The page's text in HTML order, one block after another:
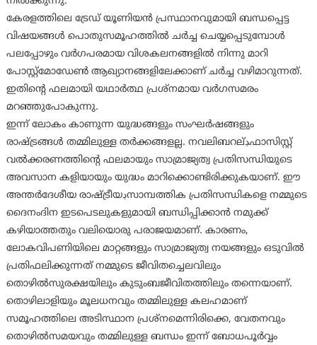
കേരളത്തിലെ ട്രേഡ് യൂണിയന്‍ പ്രസ്ഥാനവുമായി ബന്ധപ്പെട്ട
വിഷയങ്ങള്‍ പൊതുസമൂഹത്തില്‍ ചര്‍ച്ച ചെയ്യപ്പെടുമ്പോള്‍
പലപ്പോഴും വര്‍ഗപരമായ വിശകലനങ്ങളില്‍ നിന്നു മാറി
പോസ്റ്റ്മോഡേണ്‍ ആഖ്യാനങ്ങളിലേക്കാണ് ചര്‍ച്ച വഴിമാറുന്നത്.
ഇതിന്‍റെ ഫലമായി യഥാര്‍ത്ഥ പ്രശ്നമായ വര്‍ഗസമരം
മറഞ്ഞുപോകുന്നു.
ഇന്ന് ലോകം കാണുന്ന യുദ്ധങ്ങളും സംഘര്‍ഷങ്ങളും
രാഷ്ട്രങ്ങള്‍ തമ്മിലുള്ള തര്‍ക്കങ്ങളല്ല. നവലിബറല്‍ڊഫാസിസ്റ്റ്
വല്‍ക്കരണത്തിന്‍റെ ഫലമായും സാമ്രാജ്യത്വ പ്രതിസന്ധിയുടെ
അവസാന കളിയായും യുദ്ധം മാറിക്കൊണ്ടിരിക്കുകയാണ്. ഈ
അന്തര്‍ദേശീയ രാഷ്ട്രീയڊസാമ്പത്തിക പ്രതിസന്ധികളെ നമ്മുടെ
ദൈനംദിന ഇടപെടലുകളുമായി ബന്ധിപ്പിക്കാന്‍ നമുക്ക്
കഴിയാത്തതും വലിയൊരു പരാജയമാണ്. കാരണം,
ലോകവിപണിയിലെ മാറ്റങ്ങളും സാമ്രാജ്യത്വ നയങ്ങളും ഒടുവില്‍
പ്രതിഫലിക്കുന്നത് നമ്മുടെ ജീവിതച്ചെലവിലും
തൊഴില്‍സുരക്ഷയിലും കുടുംബജീവിതത്തിലും തന്നെയാണ്.
തൊഴിലാളിയും മൂലധനവും തമ്മിലുള്ള കലഹമാണ്
സമൂഹത്തിലെ അടിസ്ഥാന പ്രശ്നമെന്നിരിക്കെ, വേതനവും
തൊഴില്‍സമയവും തമ്മിലുള്ള ബന്ധം ഇന്ന് ബോധപൂര്‍വ്വം